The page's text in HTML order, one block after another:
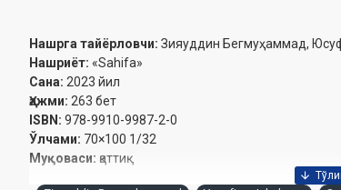
Нашрга тайёрловчи: Зияуддин Бегмуҳаммад,
Нашриёт: «Sahifa»
Сана: 2023 йил
Ҳажми: 263 бет
ISBN: 978-9910-9987-2-0
Ўлчами: 70×100 1/32
Муқоваси: қаттиқ